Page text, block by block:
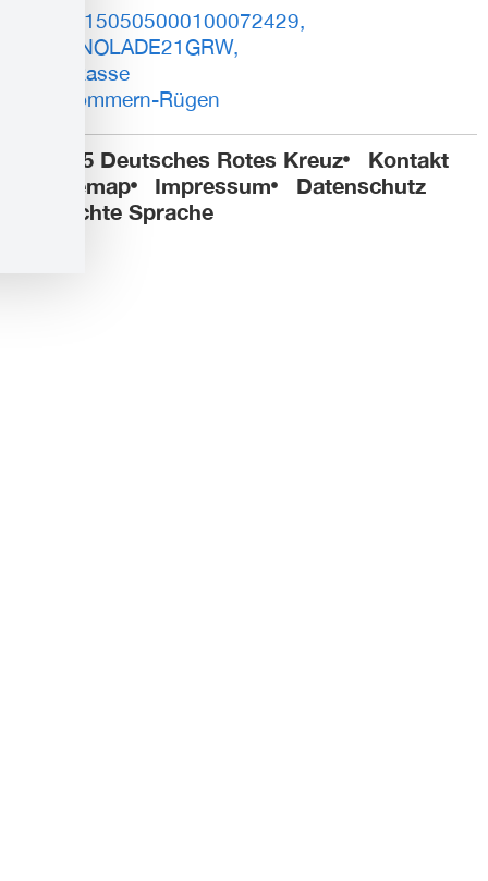
DE93150505000100072429,
BIC: NOLADE21GRW,
Sparkasse
Vorpommern-Rügen
© 2025 Deutsches Rotes Kreuz
Kontakt
Sitemap
Impressum
Datenschutz
Leichte Sprache